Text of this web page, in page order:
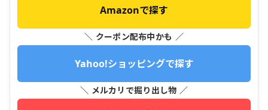
Amazonで探す
＼ クーポン配布中かも ／
Yahoo!ショッピングで探す
＼ メルカリで掘り出し物 ／